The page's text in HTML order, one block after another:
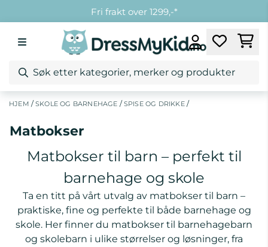
Fri frakt over 1299,-*
Kundeklubb
HJEM /SKOLE OG BARNEHAGE /SPISE OG DRIKKE/
Matbokser
Matbokser til barn – perfekt til
barnehage og skole
Ta en titt på vårt utvalg av matbokser til barn –
praktiske, fine og perfekte til både barnehage og
skole. Her finner du matbokser til barnehagebarn
og skolebarn i ulike størrelser og løsninger, fra